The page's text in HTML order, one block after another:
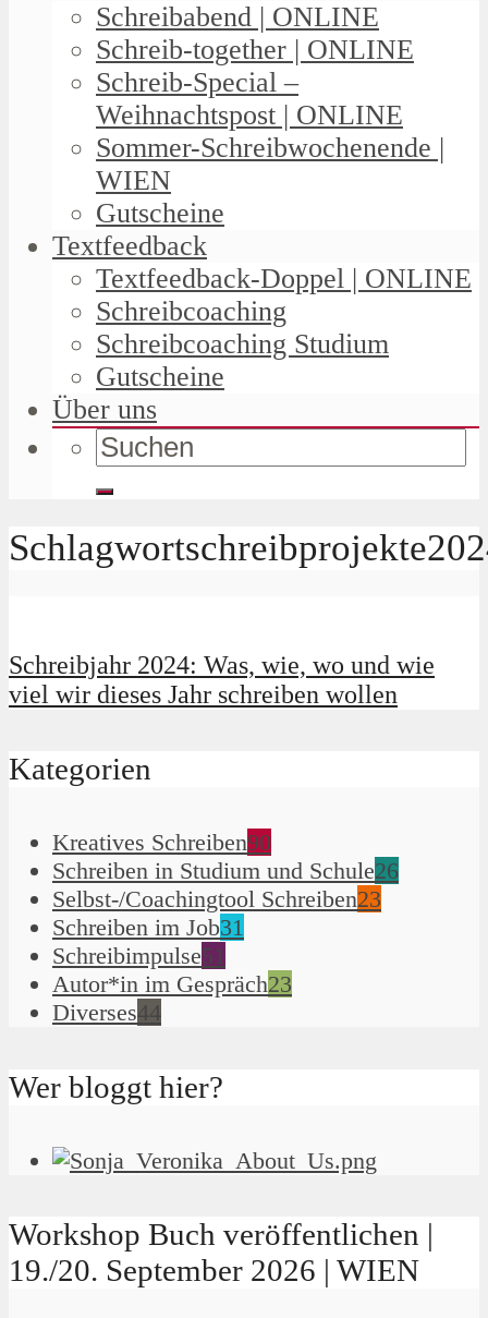
Schreibabend | ONLINE
Schreib-together | ONLINE
Schreib-Special –
Weihnachtspost | ONLINE
Sommer-Schreibwochenende |
WIEN
Gutscheine
Textfeedback
Textfeedback-Doppel | ONLINE
Schreibcoaching
Schreibcoaching Studium
Gutscheine
Über uns
Schreibjahr 2024: Was, wie, wo und wie
viel wir dieses Jahr schreiben wollen
Kategorien
Kreatives Schreiben90
Schreiben in Studium und Schule26
Selbst-/Coachingtool Schreiben23
Schreiben im Job31
Schreibimpulse51
Autor*in im Gespräch23
Diverses44
Wer bloggt hier?
Workshop Buch veröffentlichen |
19./20. September 2026 | WIEN